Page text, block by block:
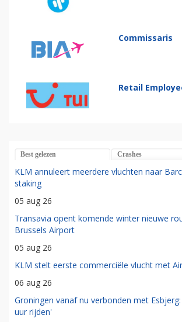
Commissaris
Retail
Best gelezen Crashes
KLM annuleert meerdere vluchten naar
staking
05 aug 26
Transavia opent komende winter nieuwe
Brussels Airport
05 aug 26
KLM stelt eerste commerciële vlucht met
06 aug 26
Groningen vanaf nu verbonden met
uur rijden'